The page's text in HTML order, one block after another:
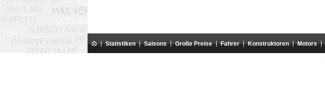
Statistiken Saisons Große Preise Fahrer Konstruktoren Motors